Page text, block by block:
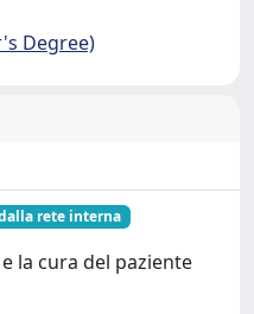
Degree)
rete interna
la cura del paziente